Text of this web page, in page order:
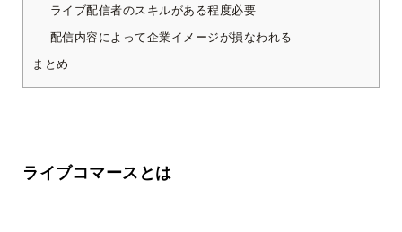
ライブ配信者のスキルがある程度必要
配信内容によって企業イメージが損なわれる
まとめ
ライブコマースとは